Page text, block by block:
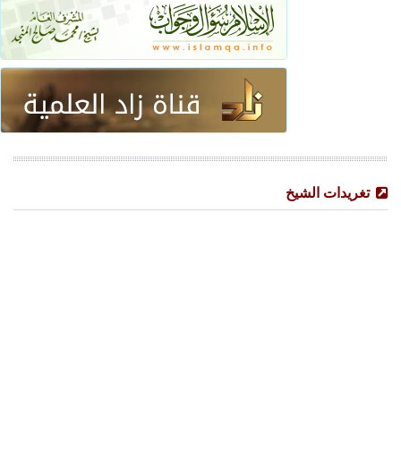
تغريدات الشيخ